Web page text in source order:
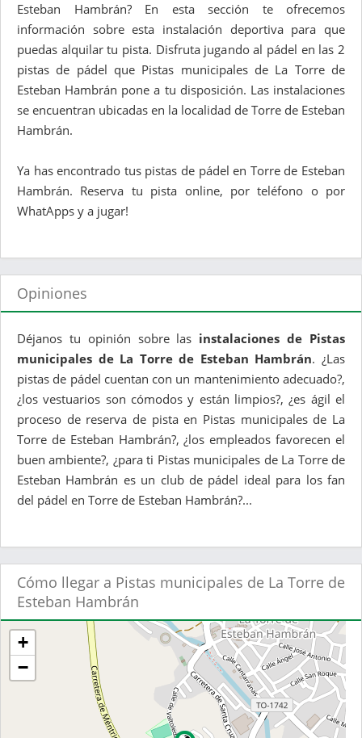
Esteban Hambrán? En esta sección te ofrecemos
información sobre esta instalación deportiva para que
puedas alquilar tu pista. Disfruta jugando al pádel en las 2
pistas de pádel que Pistas municipales de La Torre de
Esteban Hambrán pone a tu disposición. Las instalaciones
se encuentran ubicadas en la localidad de Torre de Esteban
Hambrán.
Ya has encontrado tus pistas de pádel en Torre de Esteban
Hambrán. Reserva tu pista online, por teléfono o por
WhatApps y a jugar!
Opiniones
Déjanos tu opinión sobre las instalaciones de Pistas
municipales de La Torre de Esteban Hambrán. ¿Las
pistas de pádel cuentan con un mantenimiento adecuado?,
¿los vestuarios son cómodos y están limpios?, ¿es ágil el
proceso de reserva de pista en Pistas municipales de La
Torre de Esteban Hambrán?, ¿los empleados favorecen el
buen ambiente?, ¿para ti Pistas municipales de La Torre de
Esteban Hambrán es un club de pádel ideal para los fan
del pádel en Torre de Esteban Hambrán?...
Cómo llegar a Pistas municipales de La Torre de
Esteban Hambrán
+
−